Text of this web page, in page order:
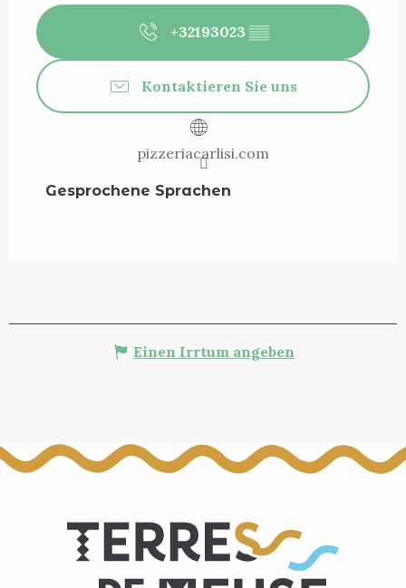
+32193023 ▒▒
Kontaktieren Sie uns
pizzeriacarlisi.com
Gesprochene Sprachen
Gesprochene Sprachen
Einen Irrtum angeben